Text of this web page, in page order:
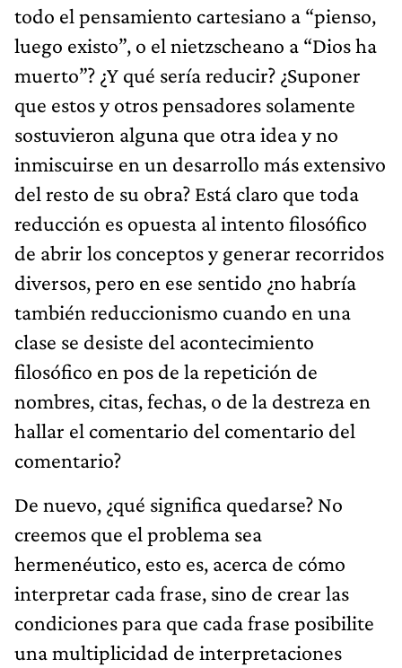
todo el pensamiento cartesiano a “pienso,
luego existo”, o el nietzscheano a “Dios ha
muerto”? ¿Y qué sería reducir? ¿Suponer
que estos y otros pensadores solamente
sostuvieron alguna que otra idea y no
inmiscuirse en un desarrollo más extensivo
del resto de su obra? Está claro que toda
reducción es opuesta al intento filosófico
de abrir los conceptos y generar recorridos
diversos, pero en ese sentido ¿no habría
también reduccionismo cuando en una
clase se desiste del acontecimiento
filosófico en pos de la repetición de
nombres, citas, fechas, o de la destreza en
hallar el comentario del comentario del
comentario?
De nuevo, ¿qué significa quedarse? No
creemos que el problema sea
hermenéutico, esto es, acerca de cómo
interpretar cada frase, sino de crear las
condiciones para que cada frase posibilite
una multiplicidad de interpretaciones